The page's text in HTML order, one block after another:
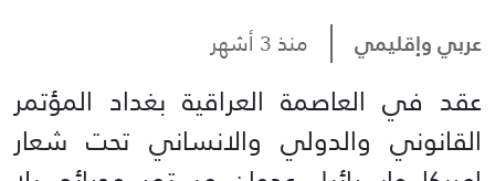
عربي وإقليمي منذ 3 أشهر
عقد في العاصمة العراقية بغداد المؤتمر
القانوني والدولي والانساني تحت شعار